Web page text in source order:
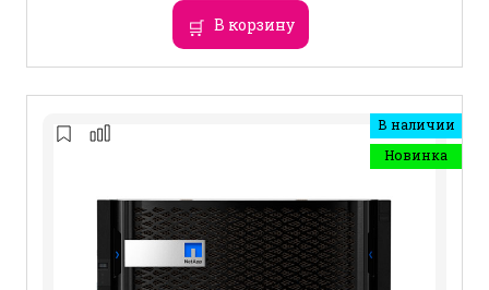
В корзину
В наличии
Новинка